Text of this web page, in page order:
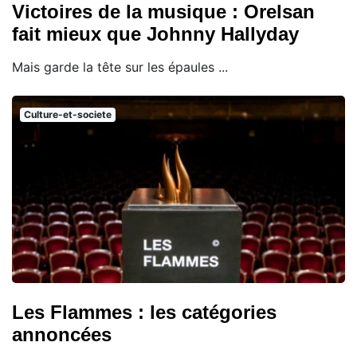
Victoires de la musique : Orelsan
fait mieux que Johnny Hallyday
Mais garde la tête sur les épaules ...
Culture-et-societe
Les Flammes : les catégories
annoncées